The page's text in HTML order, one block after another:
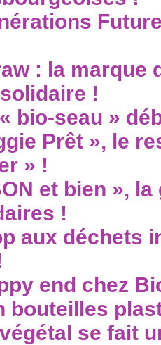
: la marque
!
bio-seau »
Prêt », le
» !
et bien »,
!
aux déchets
end chez
bouteilles
se fait